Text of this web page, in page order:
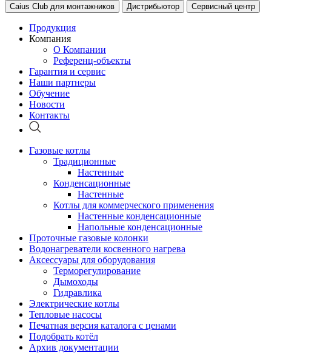
Caius Club для монтажников Дистрибьютор Сервисный центр
Продукция
Компания
О Компании
Референц-объекты
Гарантия и сервис
Наши партнеры
Обучение
Новости
Контакты
Газовые котлы
Традиционные
Настенные
Конденсационные
Настенные
Котлы для коммерческого применения
Настенные конденсационные
Напольные конденсационные
Проточные газовые колонки
Водонагреватели косвенного нагрева
Аксессуары для оборудования
Терморегулирование
Дымоходы
Гидравлика
Электрические котлы
Тепловые насосы
Печатная версия каталога с ценами
Подобрать котёл
Архив документации